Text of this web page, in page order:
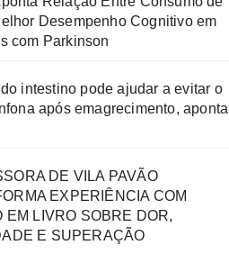
Desempenho Cognitivo em
com Parkinson
intestino pode ajudar a evitar o
após emagrecimento, aponta
DE VILA PAVÃO
EXPERIÊNCIA COM
EM LIVRO SOBRE DOR,
E SUPERAÇÃO